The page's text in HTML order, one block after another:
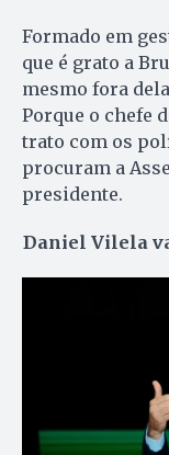
Formado em
que é grato a
mesmo fora
Porque o chefe
trato com os
procuram a
presidente.
Daniel Vilela